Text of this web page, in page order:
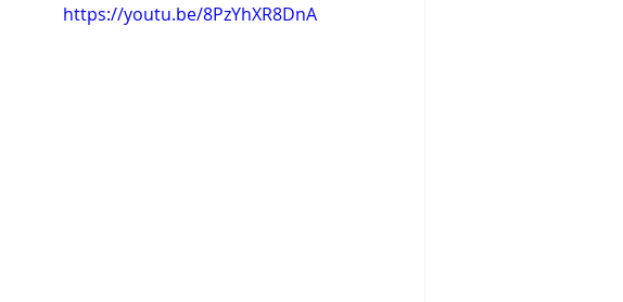
https://youtu.be/8PzYhXR8DnA